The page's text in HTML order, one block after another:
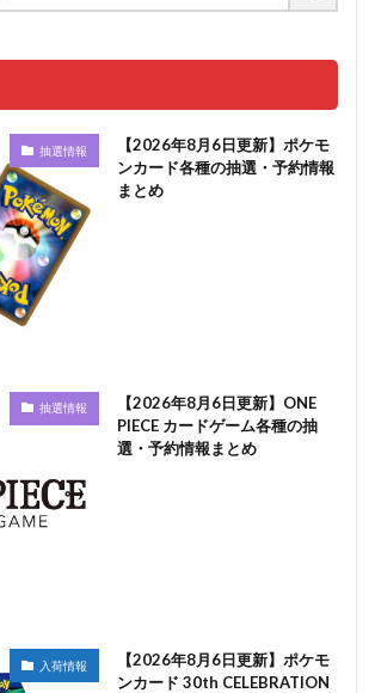
抽選情報
【2026年8月6日更新】ポケモ
ンカード各種の抽選・予約情報
まとめ
抽選情報
【2026年8月6日更新】ONE
PIECE カードゲーム各種の抽
選・予約情報まとめ
入荷情報
【2026年8月6日更新】ポケモ
ンカード 30th CELEBRATION